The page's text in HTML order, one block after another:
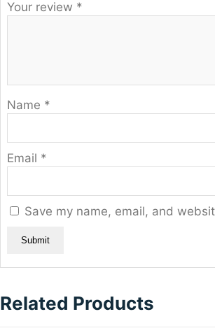
Your review *
Name *
Email *
Save my name, email, and
Related Products